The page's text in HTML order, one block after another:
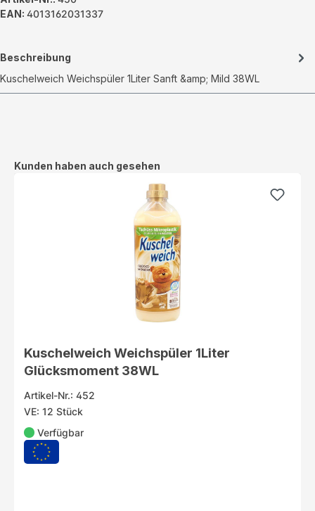
EAN: 4013162031337
Beschreibung
Kuschelweich Weichspüler 1Liter Sanft &amp; Mild 38WL
Produktgalerie überspringen
Kunden haben auch gesehen
Kuschelweich Weichspüler 1Liter
Glücksmoment 38WL
Artikel-Nr.: 452
VE: 12 Stück
Verfügbar